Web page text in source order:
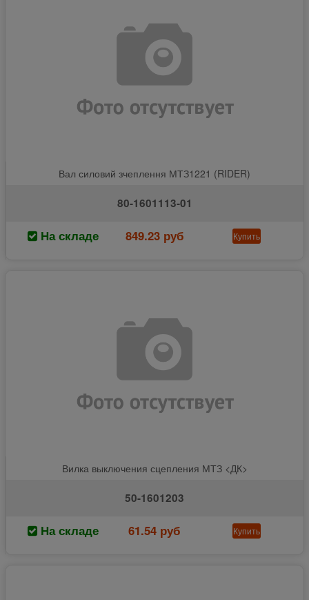
Вал силовий зчеплення МТЗ1221 (RIDER)
80-1601113-01
На складе 849.23 руб Купить
Вилка выключения сцепления МТЗ <ДК>
50-1601203
На складе 61.54 руб Купить